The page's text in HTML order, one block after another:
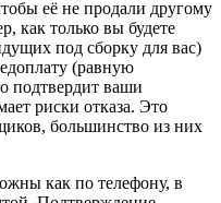
её не продали другому
как только вы будете
под сборку для вас)
(равную
подтвердит ваши
риски отказа. Это
большинство из них
как по телефону, в